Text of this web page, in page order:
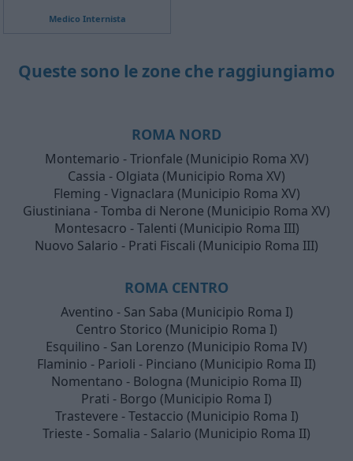
Medico Internista
Queste sono le zone che raggiungiamo
ROMA NORD
Montemario - Trionfale (Municipio Roma XV)
Cassia - Olgiata (Municipio Roma XV)
Fleming - Vignaclara (Municipio Roma XV)
Giustiniana - Tomba di Nerone (Municipio Roma XV)
Montesacro - Talenti (Municipio Roma III)
Nuovo Salario - Prati Fiscali (Municipio Roma III)
ROMA CENTRO
Aventino - San Saba (Municipio Roma I)
Centro Storico (Municipio Roma I)
Esquilino - San Lorenzo (Municipio Roma IV)
Flaminio - Parioli - Pinciano (Municipio Roma II)
Nomentano - Bologna (Municipio Roma II)
Prati - Borgo (Municipio Roma I)
Trastevere - Testaccio (Municipio Roma I)
Trieste - Somalia - Salario (Municipio Roma II)